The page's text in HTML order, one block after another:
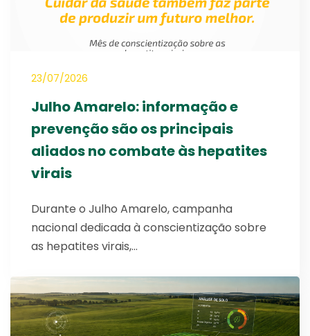
23/07/2026
Julho Amarelo: informação e
prevenção são os principais
aliados no combate às hepatites
virais
Durante o Julho Amarelo, campanha
nacional dedicada à conscientização sobre
as hepatites virais,…